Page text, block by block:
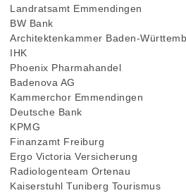
Landratsamt Emmendingen
BW Bank
Architektenkammer Baden-
IHK
Phoenix Pharmahandel
Badenova AG
Kammerchor Emmendingen
Deutsche Bank
KPMG
Finanzamt Freiburg
Ergo Victoria Versicherung
Radiologenteam Ortenau
Kaiserstuhl Tuniberg Tourismus